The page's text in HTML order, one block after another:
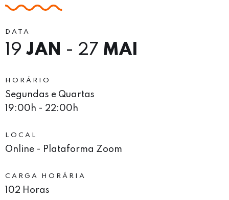
DATA
19 JAN - 27 MAI
HORÁRIO
Segundas e Quartas
19:00h - 22:00h
LOCAL
Online - Plataforma Zoom
CARGA HORÁRIA
102 Horas